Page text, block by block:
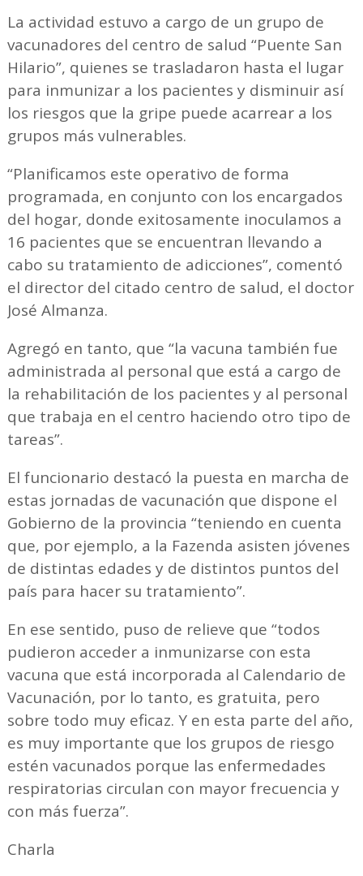
La actividad estuvo a cargo de un grupo de
vacunadores del centro de salud “Puente San
Hilario”, quienes se trasladaron hasta el lugar
para inmunizar a los pacientes y disminuir así
los riesgos que la gripe puede acarrear a los
grupos más vulnerables.
“Planificamos este operativo de forma
programada, en conjunto con los encargados
del hogar, donde exitosamente inoculamos a
16 pacientes que se encuentran llevando a
cabo su tratamiento de adicciones”, comentó
el director del citado centro de salud, el doctor
José Almanza.
Agregó en tanto, que “la vacuna también fue
administrada al personal que está a cargo de
la rehabilitación de los pacientes y al personal
que trabaja en el centro haciendo otro tipo de
tareas”.
El funcionario destacó la puesta en marcha de
estas jornadas de vacunación que dispone el
Gobierno de la provincia “teniendo en cuenta
que, por ejemplo, a la Fazenda asisten jóvenes
de distintas edades y de distintos puntos del
país para hacer su tratamiento”.
En ese sentido, puso de relieve que “todos
pudieron acceder a inmunizarse con esta
vacuna que está incorporada al Calendario de
Vacunación, por lo tanto, es gratuita, pero
sobre todo muy eficaz. Y en esta parte del año,
es muy importante que los grupos de riesgo
estén vacunados porque las enfermedades
respiratorias circulan con mayor frecuencia y
con más fuerza”.
Charla